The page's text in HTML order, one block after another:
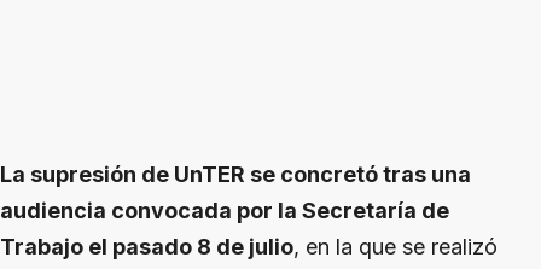
La supresión de UnTER se concretó tras una
audiencia convocada por la Secretaría de
Trabajo el pasado 8 de julio, en la que se realizó